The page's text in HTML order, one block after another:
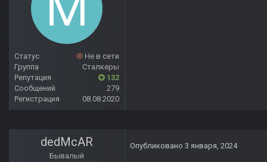
Статус
Не в сети
Группа
Сталкеры
Репутация
132
Сообщений
279
Регистрация
08.08.2020
dedMcAR
Бывалый
Опубликовано 3 января, 2024